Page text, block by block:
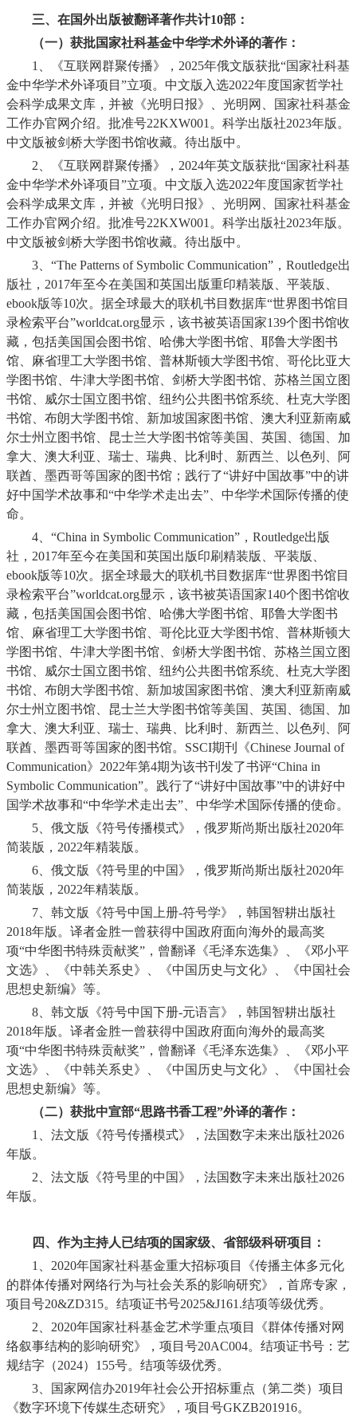
三、在国外出版被翻译著作共计10部：
（一）获批国家社科基金中华学术外译的著作：
1、《互联网群聚传播》， 2025年俄文版获批“国家社科基
金中华学术外译项目”立项。中文版入选2022年度国家哲学社
会科学成果文库，并被《光明日报》、光明网、国家社科基金
工作办官网介绍。批准号22KXW001 。科学出版社2023年版。
中文版被剑桥大学图书馆收藏。待出版中。
2、《互联网群聚传播》， 2024年英文版获批“国家社科基
金中华学术外译项目”立项。中文版入选2022年度国家哲学社
会科学成果文库，并被《光明日报》、光明网、国家社科基金
工作办官网介绍。批准号22KXW001 。科学出版社2023年版。
中文版被剑桥大学图书馆收藏。待出版中。
3 、“The Patterns of Symbolic Communication”， Routledge出
版社， 2017年至今在美国和英国出版重印精装版、平装版、
ebook版等10次。据全球最大的联机书目数据库“世界图书馆目
录检索平台”worldcat.org显示，该书被英语国家139个图书馆收
藏，包括美国国会图书馆、哈佛大学图书馆、耶鲁大学图书
馆、麻省理工大学图书馆、普林斯顿大学图书馆、哥伦比亚大
学图书馆、牛津大学图书馆、剑桥大学图书馆、苏格兰国立图
书馆、威尔士国立图书馆、纽约公共图书馆系统、杜克大学图
书馆、布朗大学图书馆、新加坡国家图书馆、澳大利亚新南威
尔士州立图书馆、昆士兰大学图书馆等美国、英国、德国、加
拿大、澳大利亚、瑞士、瑞典、比利时、新西兰、以色列、阿
联酋、墨西哥等国家的图书馆；践行了“讲好中国故事”中的讲
好中国学术故事和“中华学术走出去”、中华学术国际传播的使
命。
4 、“China in Symbolic Communication”， Routledge出版
社， 2017年至今在美国和英国出版印刷精装版、平装版、
ebook版等10次。据全球最大的联机书目数据库“世界图书馆目
录检索平台”worldcat.org显示，该书被英语国家140个图书馆收
藏，包括美国国会图书馆、哈佛大学图书馆、耶鲁大学图书
馆、麻省理工大学图书馆、哥伦比亚大学图书馆、普林斯顿大
学图书馆、牛津大学图书馆、剑桥大学图书馆、苏格兰国立图
书馆、威尔士国立图书馆、纽约公共图书馆系统、杜克大学图
书馆、布朗大学图书馆、新加坡国家图书馆、澳大利亚新南威
尔士州立图书馆、昆士兰大学图书馆等美国、英国、德国、加
拿大、澳大利亚、瑞士、瑞典、比利时、新西兰、以色列、阿
联酋、墨西哥等国家的图书馆。 SSCI期刊《Chinese Journal of
Communication》 2022年第4期为该书刊发了书评“China in
Symbolic Communication”。践行了“讲好中国故事”中的讲好中
国学术故事和“中华学术走出去”、中华学术国际传播的使命。
5 、俄文版《符号传播模式》，俄罗斯尚斯出版社2020年
简装版， 2022年精装版。
6 、俄文版《符号里的中国》，俄罗斯尚斯出版社2020年
简装版， 2022年精装版。
7 、韩文版《符号中国上册-符号学》，韩国智耕出版社
2018年版。译者金胜一曾获得中国政府面向海外的最高奖
项“中华图书特殊贡献奖”，曾翻译《毛泽东选集》、《邓小平
文选》、《中韩关系史》、《中国历史与文化》、《中国社会
思想史新编》等。
8 、韩文版《符号中国下册-元语言》，韩国智耕出版社
2018年版。译者金胜一曾获得中国政府面向海外的最高奖
项“中华图书特殊贡献奖”，曾翻译《毛泽东选集》、《邓小平
文选》、《中韩关系史》、《中国历史与文化》、《中国社会
思想史新编》等。
（二）获批中宣部“思路书香工程”外译的著作：
1
、法文版《符号传播模式》，法国数字未来出版社2026
年版。
2 、法文版《符号里的中国》，法国数字未来出版社2026
年版。
四、作为主持人已结项的国家级、省部级科研项目：
1
2020年国家社科基金重大招标项目《传播主体多元化
的群体传播对网络行为与社会关系的影响研究》，首席专家，
项目号20&ZD315。结项证书号2025&J161.结项等级优秀。
2、 2020年国家社科基金艺术学重点项目《群体传播对网
络叙事结构的影响研究》，项目号20AC004。结项证书号：艺
规结字（2024） 155号。结项等级优秀。
3 、国家网信办2019年社会公开招标重点（第二类）项目
《数字环境下传媒生态研究》，项目号GKZB201916。